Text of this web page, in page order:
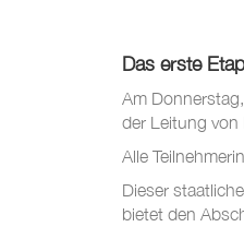
Das erste
Am
der Leitung
Alle
Dieser
bietet den